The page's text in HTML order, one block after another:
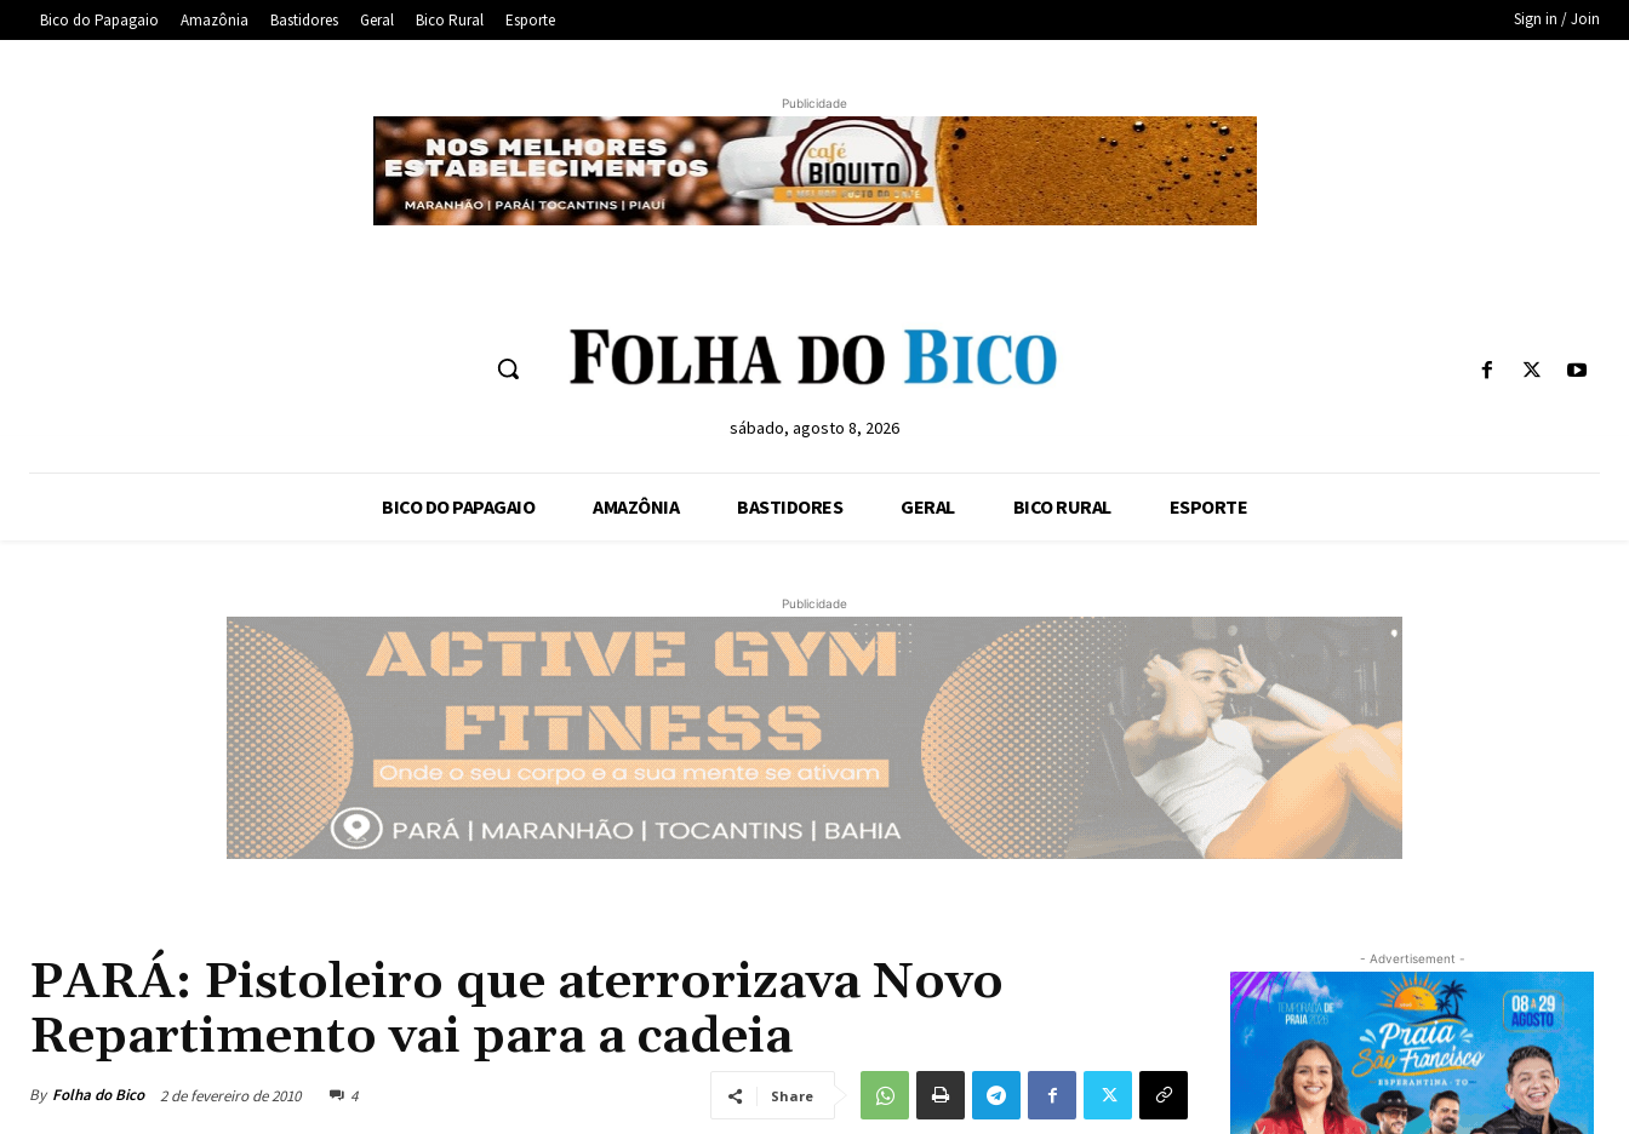
Bico do Papagaio Amazônia Bastidores Geral Bico Rural Esporte Sign in / Join
Publicidade
sábado, agosto 8, 2026
BICO DO PAPAGAIO AMAZÔNIA BASTIDORES GERAL BICO RURAL ESPORTE
Publicidade
PARÁ: Pistoleiro que aterrorizava Novo
Repartimento vai para a cadeia
By Folha do Bico 2 de fevereiro de 2010 4 Share
- Advertisement -